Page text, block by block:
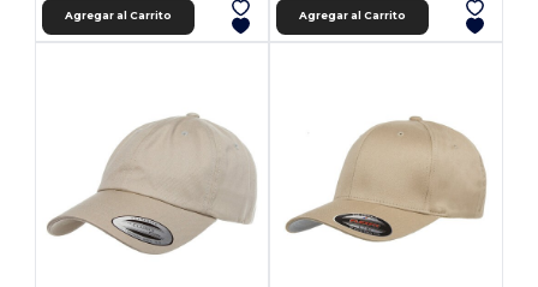
Agregar al Carrito Agregar al Carrito